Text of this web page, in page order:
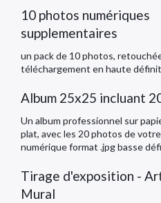
10 photos numériques
supplementaires
un pack de 10 photos,
téléchargement en haute
Album 25x25 incluant
Un album professionnel sur
plat, avec les 20 photos de
numérique format .jpg basse
Tirage d'exposition -
Mural